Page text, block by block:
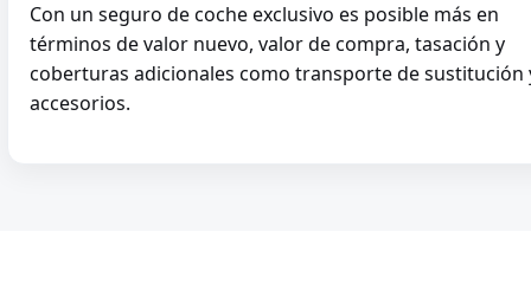
Valores
ARTE
RECOPILACIÓN
INSTRUMENTO MUSICAL
Con un seguro de coche exclusivo es posible más en
términos de valor nuevo, valor de compra, tasación y
coberturas adicionales como transporte de sustitución
accesorios.